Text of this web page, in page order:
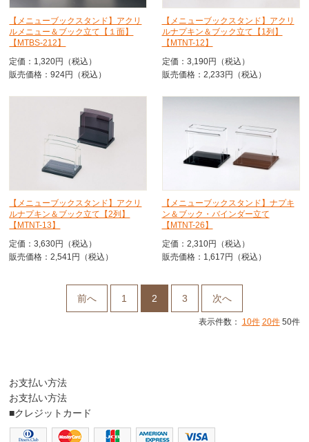
【メニューブックスタンド】アクリ
ルメニュー＆ブック立て【１面】
【MTBS-212】
定価：1,320円（税込）
販売価格：924円（税込）
【メニューブックスタンド】アクリ
ルナプキン＆ブック立て【1列】
【MTNT-12】
定価：3,190円（税込）
販売価格：2,233円（税込）
【メニューブックスタンド】アクリ
ルナプキン＆ブック立て【2列】
【MTNT-13】
定価：3,630円（税込）
販売価格：2,541円（税込）
【メニューブックスタンド】ナプキ
ン＆ブック・バインダー立て
【MTNT-26】
定価：2,310円（税込）
販売価格：1,617円（税込）
前へ 1 2 3 次へ
表示件数： 10件 20件50件
お支払い方法
お支払い方法
■クレジットカード